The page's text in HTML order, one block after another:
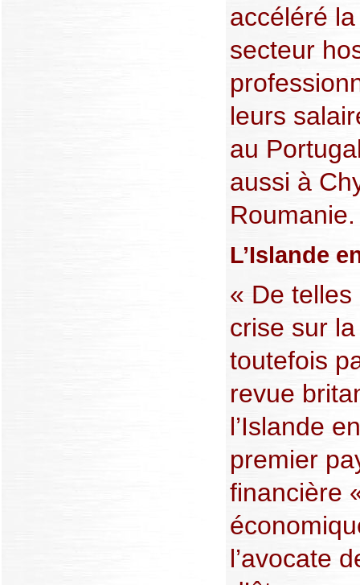
accéléré
secteur
leurs
au
aussi à
Roumanie.
L’Islande
« De
crise sur
toutefois
revue
l’Islande
premier
financière
l’avocate